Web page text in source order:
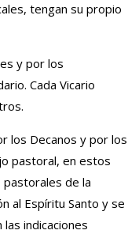
tengan su propio
y por los
Cada Vicario
los Decanos y por los
pastoral, en estos
de la
al Espíritu Santo y se
indicaciones